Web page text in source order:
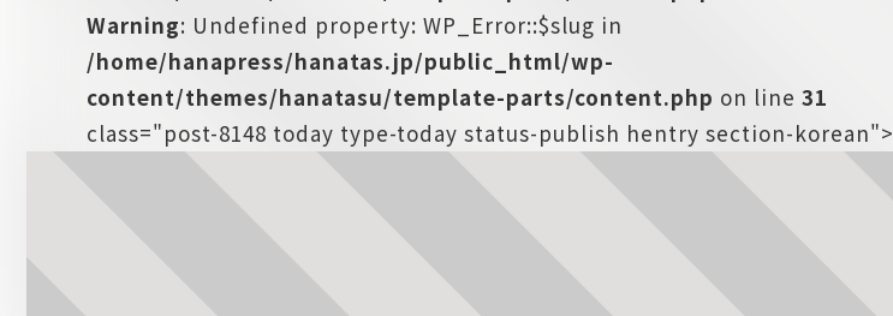
Warning: Undefined property: WP_Error::$slug in
/home/hanapress/hanatas.jp/public_html/wp-
content/themes/hanatasu/template-parts/content.php on line 31
class="post-8148 today type-today status-publish hentry section-korean">